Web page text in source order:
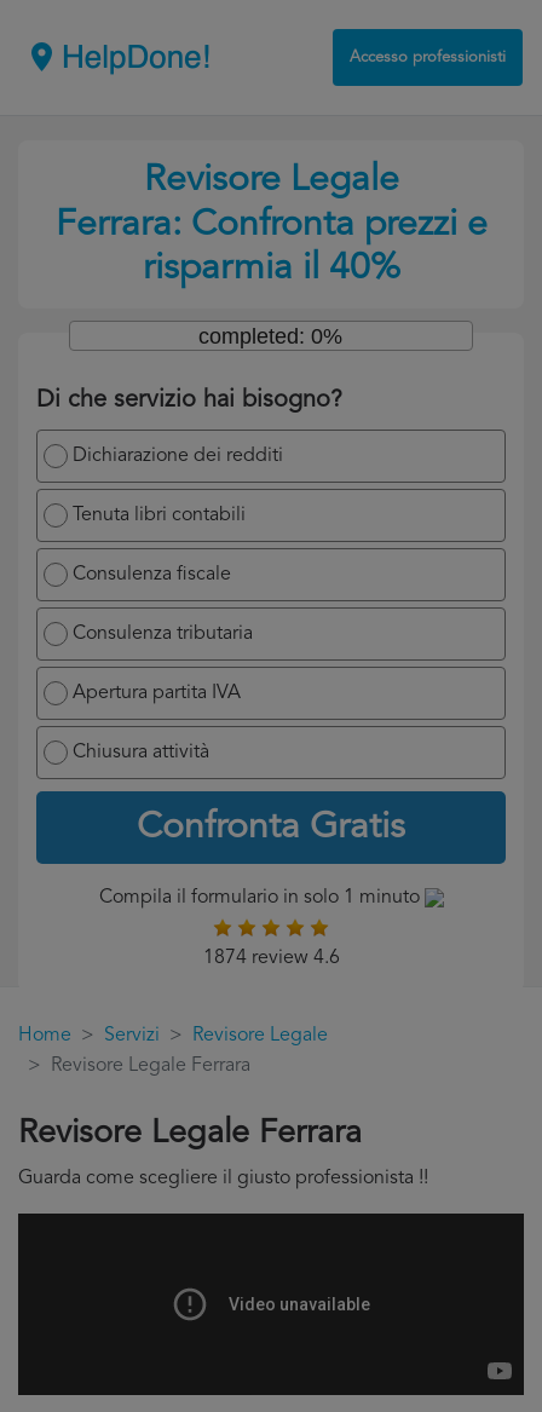
Accesso professionisti
Revisore Legale
Ferrara: Confronta prezzi e
risparmia il 40%
Di che servizio hai bisogno?
Dichiarazione dei redditi
Tenuta libri contabili
Consulenza fiscale
Consulenza tributaria
Apertura partita IVA
Chiusura attività
Confronta Gratis
completed: 0%
Compila il formulario in solo 1 minuto
1874 review 4.6
Home Servizi
Revisore Legale
Revisore Legale Ferrara
Revisore Legale Ferrara
Guarda come scegliere il giusto professionista !!